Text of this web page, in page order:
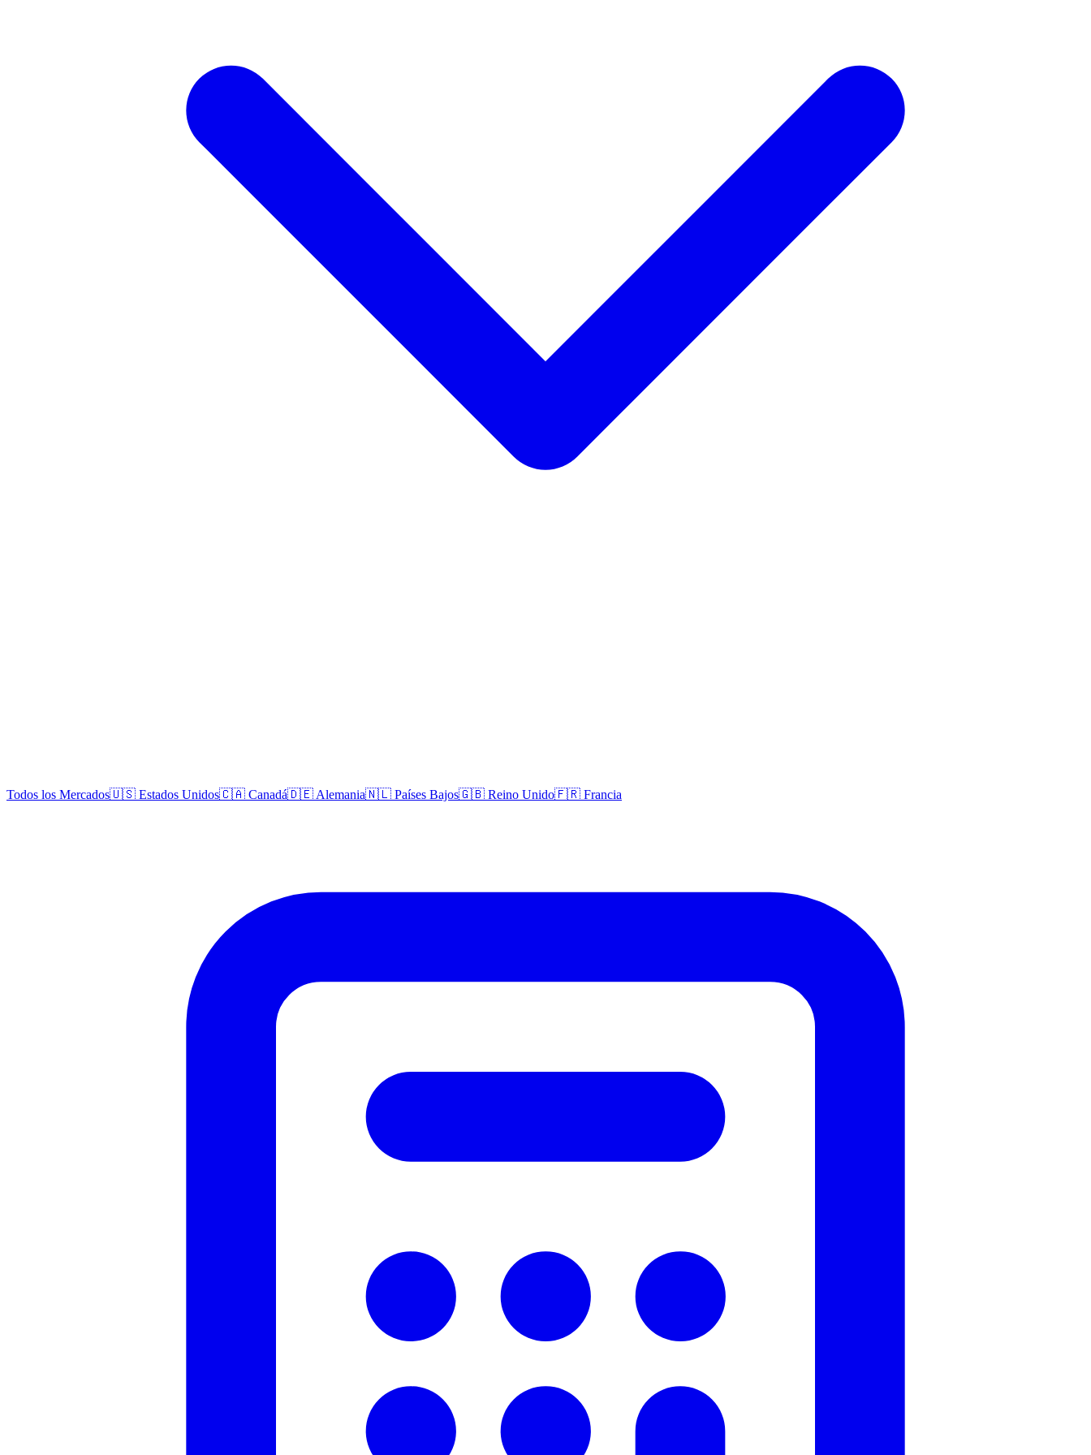
Todos los Mercados🇺🇸 Estados Unidos🇨🇦 Canadá🇩🇪 Alemania🇳🇱 Países Bajos🇬🇧 Reino Unido🇫🇷 Francia